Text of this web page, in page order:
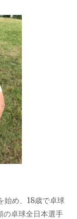
始め、18歳で卓球
の卓球全日本選手